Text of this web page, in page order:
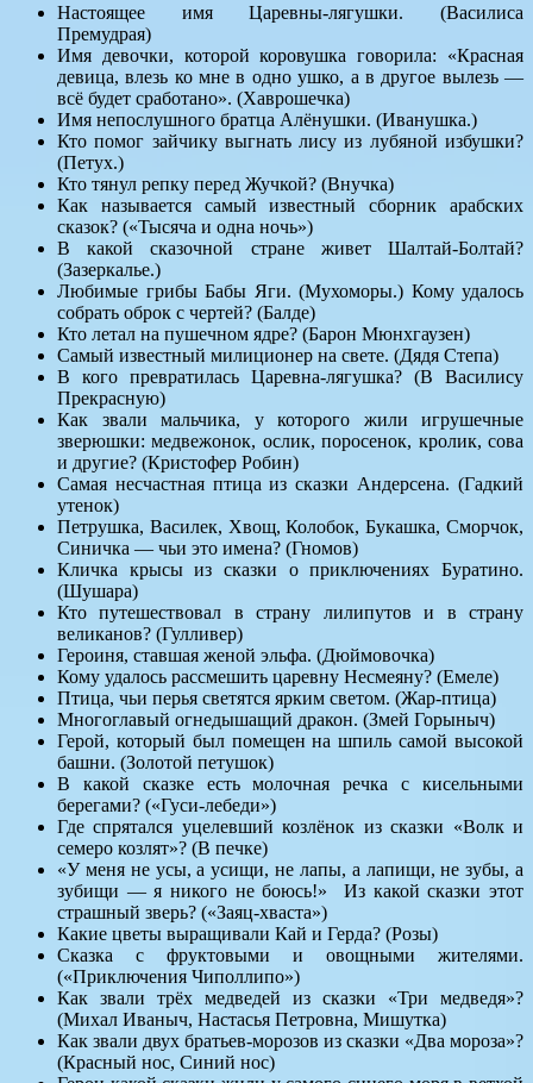
Настоящее имя Царевны-лягушки. (Василиса
Премудрая)
Имя девочки, которой коровушка говорила: «Красная
девица, влезь ко мне в одно ушко, а в другое вылезь —
всё будет сработано». (Хаврошечка)
Имя непослушного братца Алёнушки. (Иванушка.)
Кто помог зайчику выгнать лису из лубяной избушки?
(Петух.)
Кто тянул репку перед Жучкой? (Внучка)
Как называется самый известный сборник арабских
сказок? («Тысяча и одна ночь»)
В какой сказочной стране живет Шалтай-Болтай?
(Зазеркалье.)
Любимые грибы Бабы Яги. (Мухоморы.) Кому удалось
собрать оброк с чертей? (Балде)
Кто летал на пушечном ядре? (Барон Мюнхгаузен)
Самый известный милиционер на свете. (Дядя Степа)
В кого превратилась Царевна-лягушка? (В Василису
Прекрасную)
Как звали мальчика, у которого жили игрушечные
зверюшки: медвежонок, ослик, поросенок, кролик, сова
и другие? (Кристофер Робин)
Самая несчастная птица из сказки Андерсена. (Гадкий
утенок)
Петрушка, Василек, Хвощ, Колобок, Букашка, Сморчок,
Синичка — чьи это имена? (Гномов)
Кличка крысы из сказки о приключениях Буратино.
(Шушара)
Кто путешествовал в страну лилипутов и в страну
великанов? (Гулливер)
Героиня, ставшая женой эльфа. (Дюймовочка)
Кому удалось рассмешить царевну Несмеяну? (Емеле)
Птица, чьи перья светятся ярким светом. (Жар-птица)
Многоглавый огнедышащий дракон. (Змей Горыныч)
Герой, который был помещен на шпиль самой высокой
башни. (Золотой петушок)
В какой сказке есть молочная речка с кисельными
берегами? («Гуси-лебеди»)
Где спрятался уцелевший козлёнок из сказки «Волк и
семеро козлят»? (В печке)
«У меня не усы, а усищи, не лапы, а лапищи, не зубы, а
зубищи — я никого не боюсь!» Из какой сказки этот
страшный зверь? («Заяц-хваста»)
Какие цветы выращивали Кай и Герда? (Розы)
Сказка с фруктовыми и овощными жителями.
(«Приключения Чиполлипо»)
Как звали трёх медведей из сказки «Три медведя»?
(Михал Иваныч, Настасья Петровна, Мишутка)
Как звали двух братьев-морозов из сказки «Два мороза»?
(Красный нос, Синий нос)